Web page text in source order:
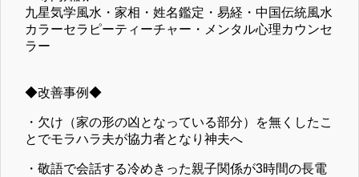
九星気学風水・家相・姓名鑑定・易経・中国伝統風水
カラーセラピーティーチャー・メンタル心理カウンセ
ラー
◆改善事例◆
・欠け（家の形の凶となっている部分）を無くしたこ
とでモラハラ夫が協力者となり神夫へ
・敬語で会話する冷めきった親子関係が3時間の長電